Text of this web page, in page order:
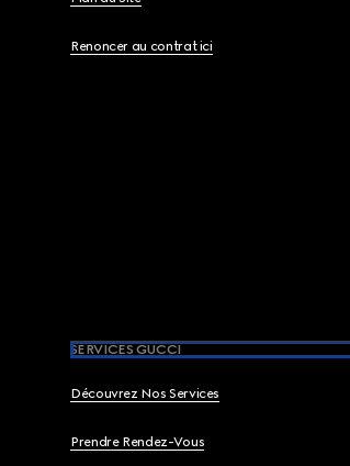
Renoncer au contrat ici
SERVICES GUCCI
Découvrez Nos Services
Prendre Rendez-Vous